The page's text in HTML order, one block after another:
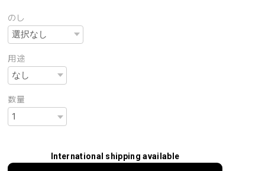
のし
用途
数量
International shipping available